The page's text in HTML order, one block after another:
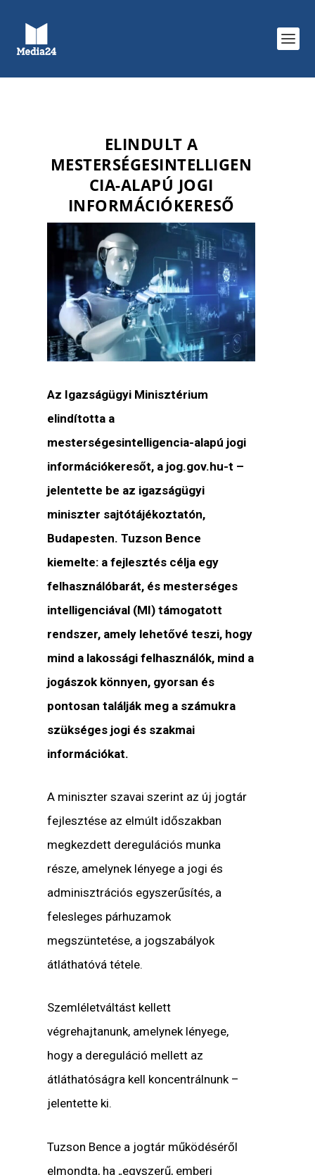
ELINDULT A
MESTERSÉGESINTELLIGEN
CIA-ALAPÚ JOGI
INFORMÁCIÓKERESŐ
Az Igazságügyi Minisztérium
elindította a
mesterségesintelligencia-alapú jogi
információkeresőt, a jog.gov.hu-t –
jelentette be az igazságügyi
miniszter sajtótájékoztatón,
Budapesten. Tuzson Bence
kiemelte: a fejlesztés célja egy
felhasználóbarát, és mesterséges
intelligenciával (MI) támogatott
rendszer, amely lehetővé teszi, hogy
mind a lakossági felhasználók, mind a
jogászok könnyen, gyorsan és
pontosan találják meg a számukra
szükséges jogi és szakmai
információkat.
A miniszter szavai szerint az új jogtár
fejlesztése az elmúlt időszakban
megkezdett deregulációs munka
része, amelynek lényege a jogi és
adminisztrációs egyszerűsítés, a
felesleges párhuzamok
megszüntetése, a jogszabályok
átláthatóvá tétele.
Szemléletváltást kellett
végrehajtanunk, amelynek lényege,
hogy a dereguláció mellett az
átláthatóságra kell koncentrálnunk –
jelentette ki.
Tuzson Bence a jogtár működéséről
elmondta, ha „egyszerű, emberi